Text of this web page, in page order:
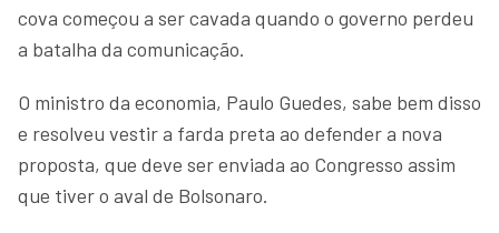
cova começou a ser cavada quando o governo perdeu
a batalha da comunicação.
O ministro da economia, Paulo Guedes, sabe bem disso
e resolveu vestir a farda preta ao defender a nova
proposta, que deve ser enviada ao Congresso assim
que tiver o aval de Bolsonaro.